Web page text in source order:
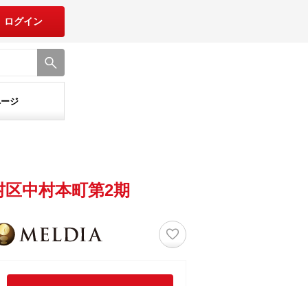
ログイン
ジ
中村本町第2期
♡